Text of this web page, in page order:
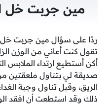
مين جربت خل
ردًا على سؤال مين جربت خل
تقول كنت أعاني من الوزن
أكن أستطيع ارتداء الملابس
صديقة لي بتناول ملعقتين
الريق، وقبل تناول وجبة
ذلك وقد استطعت أن افقد